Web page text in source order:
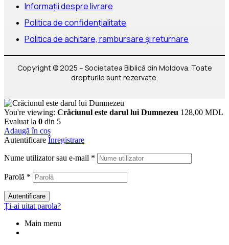
Informații despre livrare
Politica de confidențialitate
Politica de achitare, rambursare și returnare
Copyright © 2025 – Societatea Biblică din Moldova. Toate
drepturile sunt rezervate.
You're viewing: Crăciunul este darul lui Dumnezeu 128,00 MDL
Evaluat la 0 din 5
Adaugă în coș
Autentificare Înregistrare
Nume utilizator sau e-mail *
Parolă *
Autentificare
Ți-ai uitat parola?
Main menu